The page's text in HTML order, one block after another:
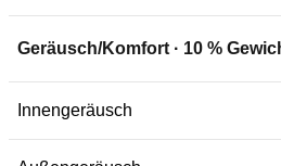
Geräusch/Komfort · 10 %
Innengeräusch